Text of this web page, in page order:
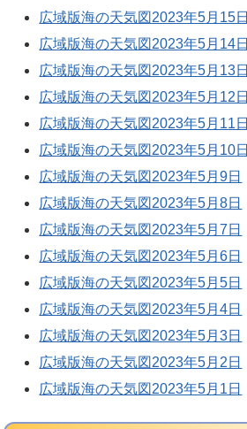
広域版海の天気図2023年5月15日
広域版海の天気図2023年5月14日
広域版海の天気図2023年5月13日
広域版海の天気図2023年5月12日
広域版海の天気図2023年5月11日
広域版海の天気図2023年5月10日
広域版海の天気図2023年5月9日
広域版海の天気図2023年5月8日
広域版海の天気図2023年5月7日
広域版海の天気図2023年5月6日
広域版海の天気図2023年5月5日
広域版海の天気図2023年5月4日
広域版海の天気図2023年5月3日
広域版海の天気図2023年5月2日
広域版海の天気図2023年5月1日